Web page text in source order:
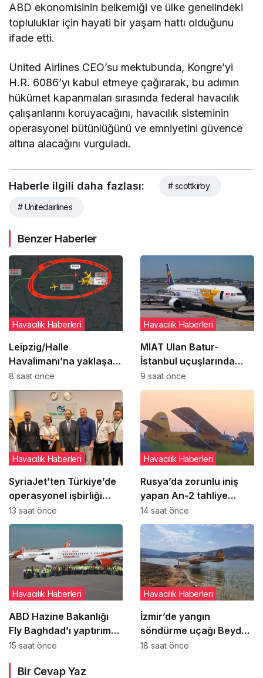
ABD ekonomisinin belkemiği ve ülke genelindeki
topluluklar için hayati bir yaşam hattı olduğunu
ifade etti.
United Airlines CEO’su mektubunda, Kongre’yi
H.R. 6086’yı kabul etmeye çağırarak, bu adımın
hükümet kapanmaları sırasında federal havacılık
çalışanlarını koruyacağını, havacılık sisteminin
operasyonel bütünlüğünü ve emniyetini güvence
altına alacağını vurguladı.
Haberle ilgili daha fazlası: # scottkirby
# Unitedairlines
Benzer Haberler
Leipzig/Halle
Havalimanı’na yaklaşan
DHL uçağı bilinmeyen
cisimle çarpıştı
Havacılık Haberleri
8 saat önce
MIAT Ulan Batur-
İstanbul uçuşlarında
geçici güzergah
değişikliğine gitti
Havacılık Haberleri
9 saat önce
SyriaJet’ten Türkiye’de
operasyonel işbirliği
adımı
Havacılık Haberleri
13 saat önce
Rusya’da zorunlu iniş
yapan An-2 tahliye
sırasında daha ağır
hasar gördü
Havacılık Haberleri
14 saat önce
ABD Hazine Bakanlığı
Fly Baghdad’ı yaptırım
listesinden çıkardı
Havacılık Haberleri
15 saat önce
İzmir’de yangın
söndürme uçağı Beydağ
Baraj Göleti’nde yeniden
Havacılık Haberleri
18 saat önce
Bir Cevap Yaz